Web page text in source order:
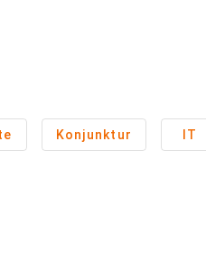
Konjunktur IT